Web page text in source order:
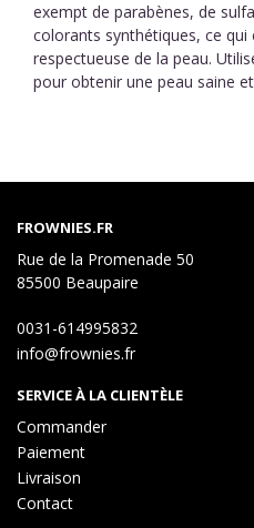
exempt de parabènes, de
colorants synthétiques, ce
respectueuse de la peau.
pour obtenir une peau saine
FROWNIES.FR
Rue de la Promenade 50
85500 Beaupaire
0031-614995832
info@frownies.fr
SERVICE À LA CLIENTÈLE
Commander
Paiement
Livraison
Contact